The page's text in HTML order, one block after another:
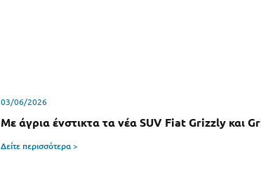
03/06/2026
Με άγρια ένστικτα τα νέα SUV Fiat Grizzly και
Δείτε περισσότερα >